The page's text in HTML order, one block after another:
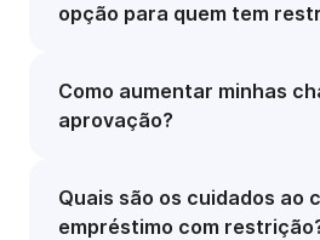
opção para quem tem
Como aumentar minhas
aprovação?
Quais são os cuidados ao
empréstimo com